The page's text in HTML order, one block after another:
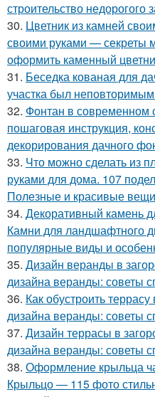
строительство недорогого
30. Цветник из камней
своими руками — секреты
оформить каменный
31. Беседка кованая для
участка был
32. Фонтан в
пошаговая инструкция,
декорирования дачного
33. Что можно сделать из
руками для дома. 107
Полезные и красивые
34. Декоративный камень
Камни для ландшафтного
популярные виды и
35. Дизайн веранды в
дизайна веранды: советы
36. Как обустроить
дизайна веранды: советы
37. Дизайн террасы в
дизайна веранды: советы
38. Оформление крыльца
Крыльцо — 115 фото